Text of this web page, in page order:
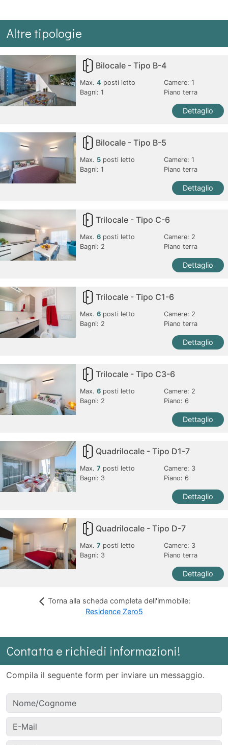
Altre tipologie
Bilocale - Tipo B-4
Max.4 posti letto Camere:1
Bagni:1 Piano terra
Dettaglio
Bilocale - Tipo B-5
Max. 5 posti letto Camere:1
Bagni:1 Piano terra
Dettaglio
Trilocale - Tipo C-6
Max.6 posti letto Camere: 2
Bagni: 2 Piano terra
Dettaglio
Trilocale - Tipo C1-6
Max.6 posti letto Camere: 2
Bagni: 2 Piano terra
Dettaglio
Trilocale - Tipo C3-6
Max.6 posti letto Camere: 2
Bagni: 2 Piano: 6
Dettaglio
Quadrilocale - Tipo D1-7
Max.7 posti letto Camere: 3
Bagni: 3 Piano: 6
Dettaglio
Quadrilocale - Tipo D-7
Max.7 posti letto Camere: 3
Bagni: 3 Piano terra
Dettaglio
Torna alla scheda completa dell'immobile:
Residence Zero5
Contatta e richiedi informazioni!
Compila il seguente form per inviare un messaggio.